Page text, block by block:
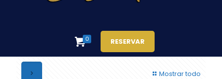
0 RESERVAR
Mostrar todo